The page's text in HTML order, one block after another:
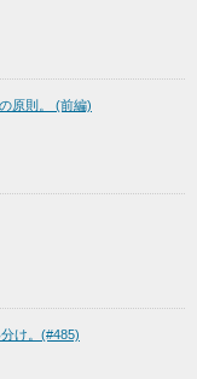
原則。 (前編)
け。(#485)